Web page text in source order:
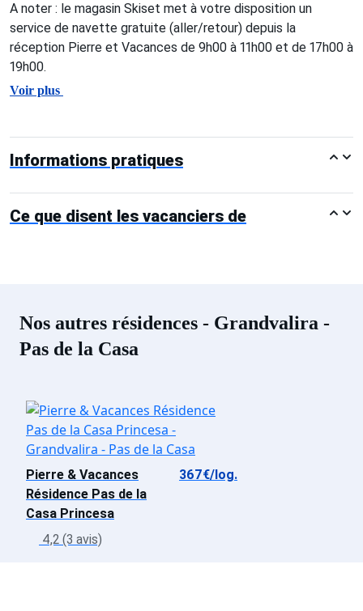
A noter : le magasin Skiset met à votre disposition un
service de navette gratuite (aller/retour) depuis la
réception Pierre et Vacances de 9h00 à 11h00 et de 17h00 à
19h00.
Voir plus
Informations pratiques
Ce que disent les vacanciers de
Nos autres résidences - Grandvalira -
Pas de la Casa
Pierre & Vacances
Résidence Pas de la
Casa Princesa
367€/log.
4,2 (3 avis)